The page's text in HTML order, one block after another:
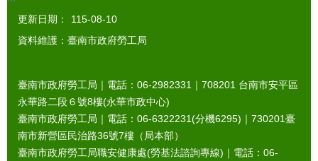
更新日期：
115-08-10
資料維護：臺南市政府勞工局
臺南市政府勞工局｜電話：06-2982331｜ 708201 台南市安平區
永華路二段６號8樓(永華市政中心)
臺南市政府勞工局｜電話：06-6322231(分機6295)｜ 730201臺
南市新營區民治路36號7樓（局本部）
臺南市政府勞工局職安健康處(勞基法諮詢專線)｜電話：06-